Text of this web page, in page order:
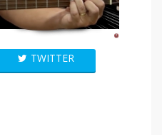
TWITTER